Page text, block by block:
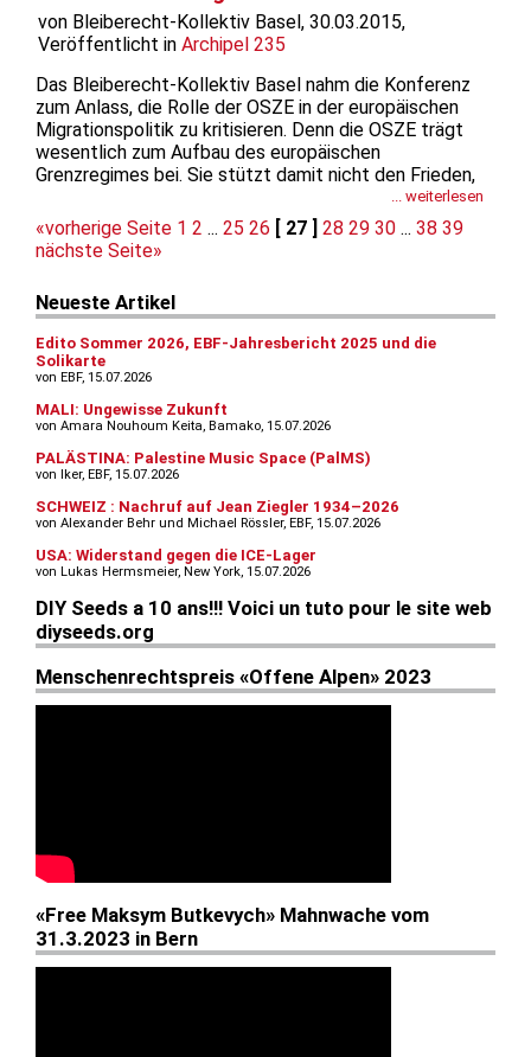
von Bleiberecht-Kollektiv Basel, 30.03.2015,
Veröffentlicht in Archipel 235
Das Bleiberecht-Kollektiv Basel nahm die Konferenz
zum Anlass, die Rolle der OSZE in der europäischen
Migrationspolitik zu kritisieren. Denn die OSZE trägt
wesentlich zum Aufbau des europäischen
Grenzregimes bei. Sie stützt damit nicht den Frieden,
sondern die Aufrechterhaltung der ausbeuterischen
Machtverhältnisse, und ist mitverantwortlich für
tausende Menschen, die jährlich auf dem Weg...
... weiterlesen
«vorherige Seite 1 2 ... 25 26 [ 27 ] 28 29 30 ... 38 39
nächste Seite»